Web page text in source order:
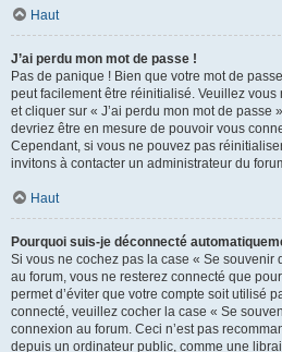
Haut
J’ai perdu mon mot de passe !
Pas de panique ! Bien que votre mot de
peut facilement être réinitialisé. Veuillez
et cliquer sur « J’ai perdu mon mot de passe
devriez être en mesure de pouvoir vous
Cependant, si vous ne pouvez pas
invitons à contacter un administrateur du
Haut
Pourquoi suis-je déconnecté
Si vous ne cochez pas la case « Se souvenir
au forum, vous ne resterez connecté que
permet d’éviter que votre compte soit utilisé
connecté, veuillez cocher la case « Se
connexion au forum. Ceci n’est pas
depuis un ordinateur public, comme une